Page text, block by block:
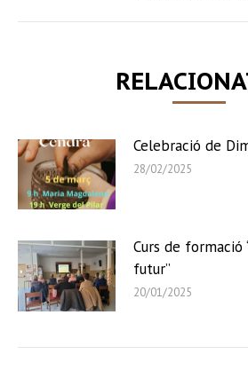
Celebració de
28/02/2025
Curs de formació
futur”
20/01/2025